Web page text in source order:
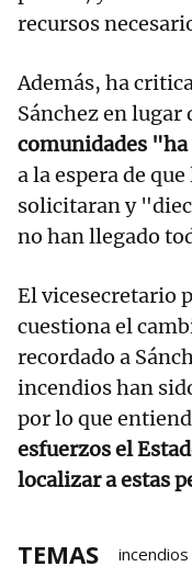
recursos
Además, ha
Sánchez en lugar
comunidades
a la espera de
solicitaran y
no han llegado
El vicesecretario
cuestiona el
recordado a
incendios han
por lo que
esfuerzos el
localizar a estas
TEMAS incendios